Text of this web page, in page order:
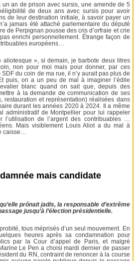
an de prison avec sursis, une amende de 5
de deux ans avec sursis pour avoir
de leur destination initiale, à savoir payer un
jamais été attaché parlementaire du député
de Perpignan pousse des cris d’orfraie et crie
enrichi personnellement. Étrange façon de
européens…
aliotesque », si demain, je barbote deux litres
non pour moi mais pour donner, par ces
du coin de ma rue, il n’y aurait pas plus de
puis, on a un peu de mal à imaginer l’édile
blanc quand on sait que, depuis des
à la demande de communication de ses
restauration et représentation) réalisées dans
durant les années 2020 à 2024. Il a même
administratif de Montpellier pour lui rappeler
l’utilisation de l’argent des contribuables …
Mais visiblement Louis Aliot a du mal à
caisse…
mais candidate
prônait jadis, la responsable d’extrême
jusqu’à l’élection présidentielle.
tous méprisés d’un seul mouvement. En
heures après sa condamnation pour
par la Cour d’appel de Paris, et malgré
Le Pen a choisi mardi dernier de passer
du RN, contraint de renoncer à la course